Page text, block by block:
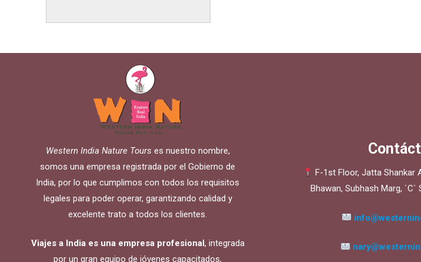
12 kilómetros del centro de la
internacionales, nacionales y está
bien conectado con muchas
ciudades de todo el mundo, además
cuenta con varias…Rad More
Western India Nature Tours es nuestro nombre,
somos una empresa registrada por el Gobierno de
India, por lo que cumplimos con todos los requisitos
legales para poder operar, garantizando calidad y
excelente trato a todos los clientes.
Viajes a India es una empresa profesional, integrada
por un gran equipo de jóvenes capacitados,
F-1st Floor, Jatta Shankar
Bhawan, Subhash Marg, `C`